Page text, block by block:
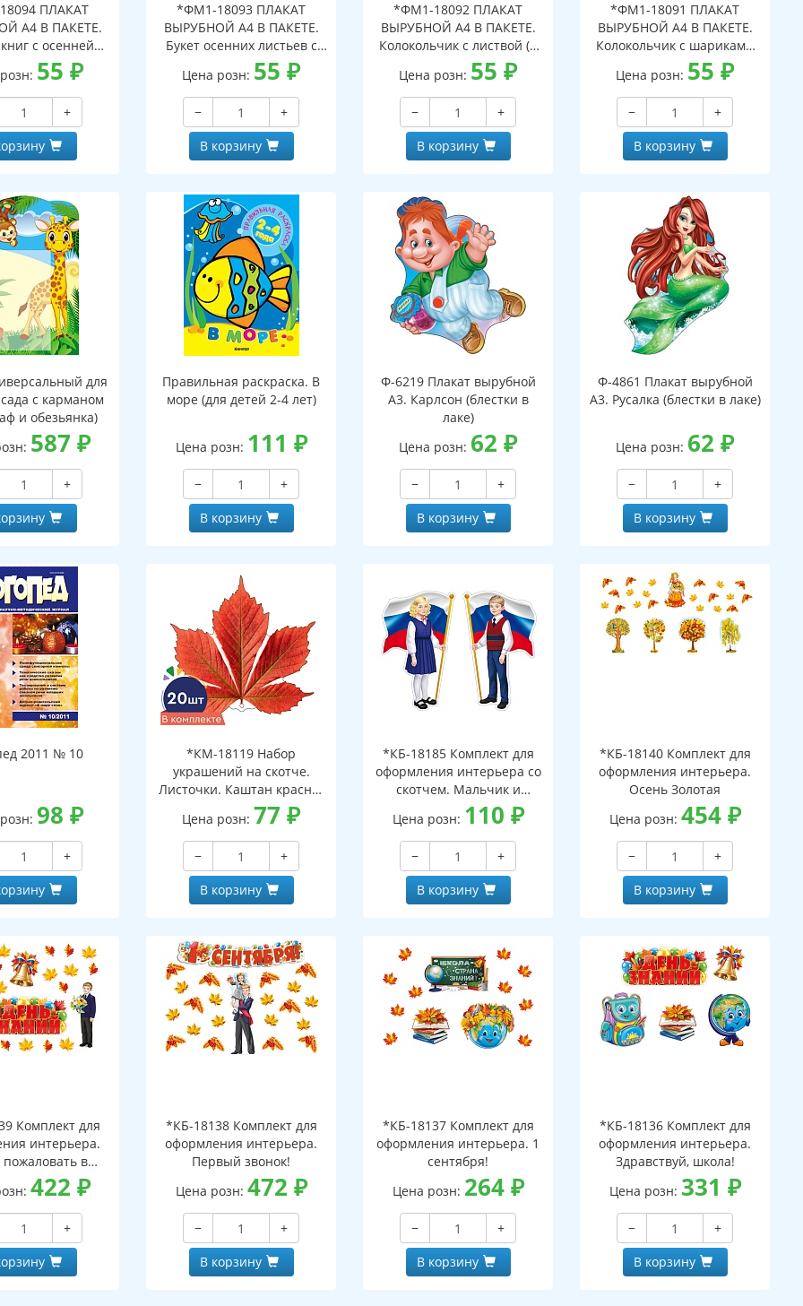
ПЛАКАТ
А4 В ПАКЕТЕ.
с осенней
листвой (в
упаковке,
и клеевым
двухсторонний,
ВД-лак)
55₽
+
*ФМ1-18093 ПЛАКАТ
ВЫРУБНОЙ А4 В ПАКЕТЕ.
Букет осенних листьев с
рябиной (в
индивидуальной упаковке,
с европодвесом и клеевым
клапаном, двухсторонний,
ВД-лак)
Цена розн: 55₽
−
+
В корзину
*ФМ1-18092 ПЛАКАТ
ВЫРУБНОЙ А4 В ПАКЕТЕ.
Колокольчик с листвой (в
индивидуальной упаковке,
двухсторонний, ВД-лак)
Цена розн: 55₽
−
+
В корзину
*ФМ1-18091 ПЛАКАТ
ВЫРУБНОЙ А4 В ПАКЕТЕ.
Колокольчик с шариками
(в индивидуальной
упаковке, двухсторонний,
ВД-лак)
Цена розн: 55₽
−
+
В корзину
для
сада с карманом
и обезьянка)
587 ₽
+
Правильная раскраска. В
море (для детей 2-4 лет)
Цена розн: 111 ₽
−
+
В корзину
Ф-6219 Плакат вырубной
А3. Карлсон (блестки в
лаке)
Цена розн: 62₽
−
+
В корзину
Ф-4861 Плакат вырубной
А3. Русалка (блестки в лаке)
Цена розн: 62₽
−
+
В корзину
2011 № 10
98₽
+
*КМ-18119 Набор
украшений на скотче.
Листочки. Каштан красно-
оранжевый (10 шт. в
наборе, двухсторонний,
ВД-лак)
Цена розн: 77₽
−
+
В корзину
*КБ-18185 Комплект для
оформления интерьера со
скотчем. Мальчик и
девочка с Российским
флагом (2 плаката А4)
Цена розн: 110 ₽
−
+
В корзину
*КБ-18140 Комплект для
оформления интерьера.
Осень Золотая
Цена розн: 454₽
−
+
В корзину
Комплект для
интерьера.
в
страну!
422 ₽
+
*КБ-18138 Комплект для
оформления интерьера.
Первый звонок!
Цена розн: 472 ₽
−
+
В корзину
*КБ-18137 Комплект для
оформления интерьера. 1
сентября!
Цена розн: 264₽
−
+
В корзину
*КБ-18136 Комплект для
оформления интерьера.
Здравствуй, школа!
Цена розн: 331 ₽
−
+
В корзину